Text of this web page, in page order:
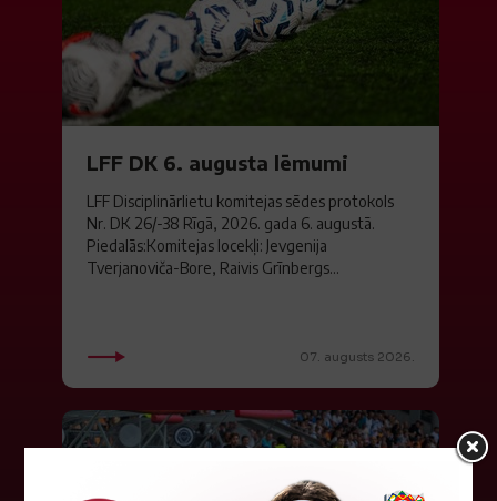
LFF DK 6. augusta lēmumi
LFF Disciplinārlietu komitejas sēdes protokols
Nr. DK 26/-38 Rīgā, 2026. gada 6. augustā.
Piedalās:Komitejas locekļi: Jevgenija
Tverjanoviča-Bore, Raivis Grīnbergs...
07. augusts 2026.